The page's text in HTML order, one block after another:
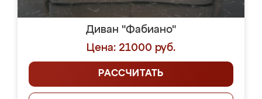
Диван "Фабиано"
Цена: 21000 руб.
РАССЧИТАТЬ